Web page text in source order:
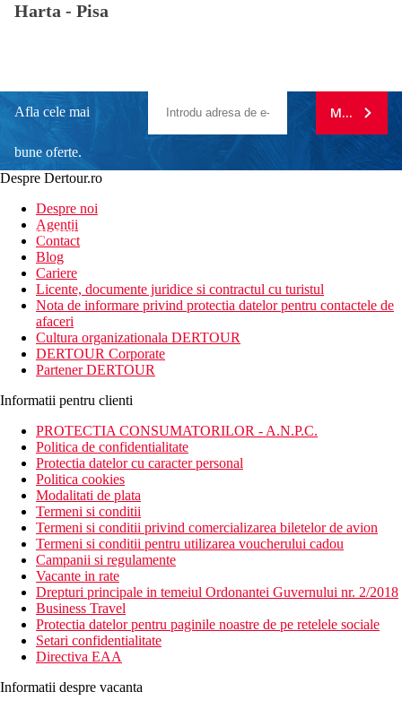
Harta - Pisa
Afla cele mai
bune oferte.
newsletter!
MA
Despre Dertour.ro
Despre noi
Agentii
Contact
Blog
Cariere
Licente, documente juridice si contractul cu turistul
Nota de informare privind protectia datelor pentru contactele de
afaceri
Cultura organizationala DERTOUR
DERTOUR Corporate
Partener DERTOUR
Informatii pentru clienti
PROTECTIA CONSUMATORILOR - A.N.P.C.
Politica de confidentialitate
Protectia datelor cu caracter personal
Politica cookies
Modalitati de plata
Termeni si conditii
Termeni si conditii privind comercializarea biletelor de avion
Termeni si conditii pentru utilizarea voucherului cadou
Campanii si regulamente
Vacante in rate
Drepturi principale in temeiul Ordonantei Guvernului nr. 2/2018
Business Travel
Protectia datelor pentru paginile noastre de pe retelele sociale
Setari confidentialitate
Directiva EAA
Informatii despre vacanta